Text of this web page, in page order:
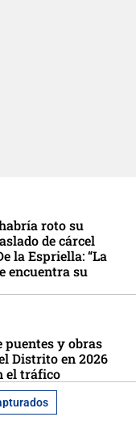
roto su
de cárcel
la Espriella: “La
encuentra su
puentes y obras
Distrito en 2026
el tráfico